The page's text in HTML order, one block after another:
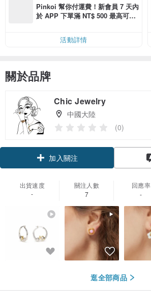
Pinkoi 幫你付運費！新會員 7 天內
於 APP 下單滿 NT$ 500 最高可折
活動詳情
關於品牌
Chic Jewelry
中國大陸
(0)
加入關注
出貨速度
-
關注人數
7
回應率
-
逛全部商品